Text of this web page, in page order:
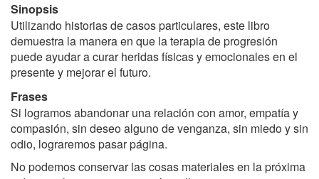
Sinopsis
Utilizando historias de casos particulares, este libro
demuestra la manera en que la terapia de progresión
puede ayudar a curar heridas físicas y emocionales en el
presente y mejorar el futuro.
Frases
Si logramos abandonar una relación con amor, empatía y
compasión, sin deseo alguno de venganza, sin miedo y sin
odio, lograremos pasar página.
No podemos conservar las cosas materiales en la próxima